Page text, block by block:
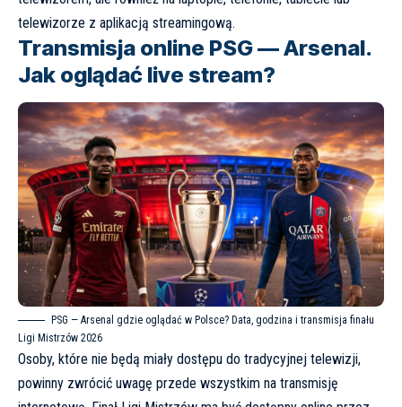
telewizorze z aplikacją streamingową.
Transmisja online PSG — Arsenal.
Jak oglądać live stream?
PSG — Arsenal gdzie oglądać w Polsce? Data, godzina i transmisja finału
Ligi Mistrzów 2026
Osoby, które nie będą miały dostępu do tradycyjnej telewizji,
powinny zwrócić uwagę przede wszystkim na transmisję